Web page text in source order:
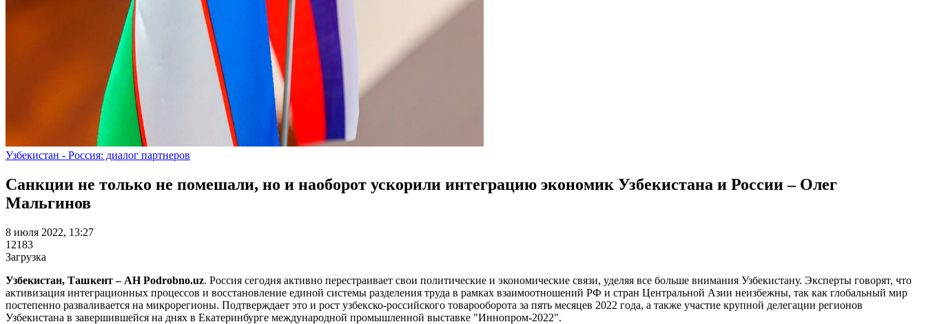
Узбекистан - Россия: диалог партнеров
Санкции не только не помешали, но и наоборот ускорили интеграцию экономик Узбекистана и России – Олег
Мальгинов
8 июля 2022, 13:27
12183
Загрузка
Узбекистан, Ташкент – АН Podrobno.uz. Россия сегодня активно перестраивает свои политические и экономические связи, уделяя все больше внимания Узбекистану. Эксперты говорят, что
активизация интеграционных процессов и восстановление единой системы разделения труда в рамках взаимоотношений РФ и стран Центральной Азии неизбежны, так как глобальный мир
постепенно разваливается на микрорегионы. Подтверждает это и рост узбекско-российского товарооборота за пять месяцев 2022 года, а также участие крупной делегации регионов
Узбекистана в завершившейся на днях в Екатеринбурге международной промышленной выставке "Иннопром-2022".